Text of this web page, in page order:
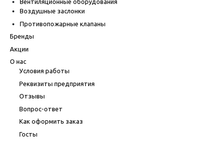
Вентиляционные оборудования
Воздушные заслонки
Противопожарные клапаны
Бренды
Акции
О нас
Условия работы
Реквизиты предприятия
Отзывы
Вопрос-ответ
Как оформить заказ
Госты